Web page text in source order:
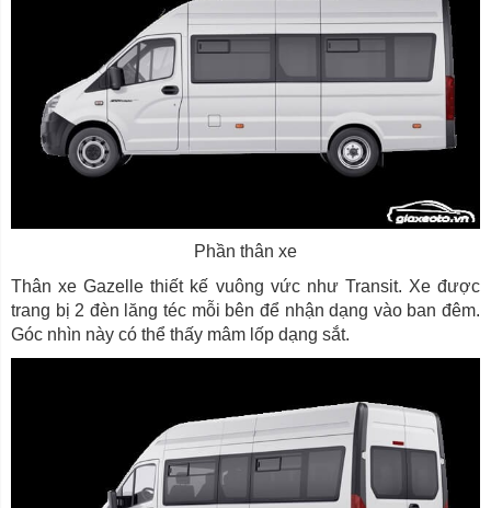
Phần thân xe
Thân xe Gazelle thiết kế vuông vức như Transit. Xe được
trang bị 2 đèn lăng téc mỗi bên để nhận dạng vào ban đêm.
Góc nhìn này có thể thấy mâm lốp dạng sắt.